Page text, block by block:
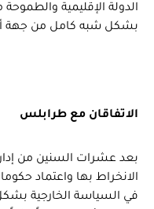
الدولة الإقليمية
بشكل شبه كامل من جهة
الاتفاقان مع طرابلس
بعد عشرات السنين من
الانخراط بها واعتماد
في السياسة الخارجية